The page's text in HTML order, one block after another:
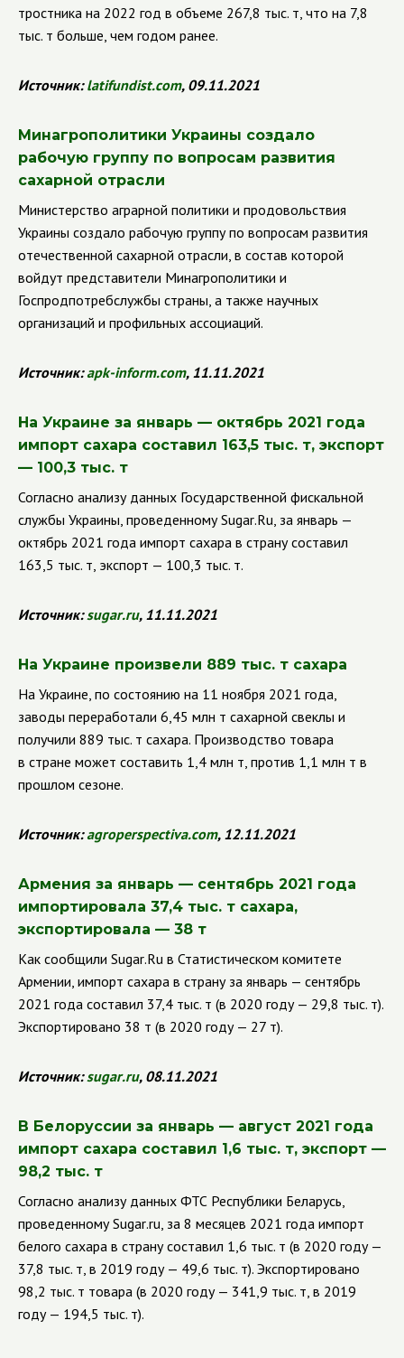
тростника на 2022 год в объеме 267,8 тыс. т, что на 7,8
тыс. т больше, чем годом ранее.
Источник:latifundist.com, 09.11.2021
Минагрополитики Украины создало
рабочую группу по вопросам развития
сахарной отрасли
Министерство аграрной политики и продовольствия
Украины создало рабочую группу по вопросам развития
отечественной сахарной отрасли, в состав которой
войдут представители Минагрополитики и
Госпродпотребслужбы страны, а также научных
организаций и профильных ассоциаций.
Источник:apk-inform.com, 11.11.2021
На Украине за январь — октябрь 2021 года
импорт сахара составил 163,5 тыс. т, экспорт
— 100,3 тыс. т
Согласно анализу данных Государственной фискальной
службы Украины, проведенномуSugar.Ru, за январь —
октябрь 2021 года импорт сахара в страну составил
163,5 тыс. т, экспорт — 100,3 тыс. т.
Источник:sugar.ru, 11.11.2021
На Украине произвели 889 тыс. т сахара
На Украине, по состоянию на 11 ноября 2021 года,
заводы переработали 6,45 млн т сахарной свеклы и
получили 889 тыс. т сахара. Производство товара
в стране может составить 1,4 млн т, против 1,1 млн т в
прошлом сезоне.
Источник:agroperspectiva.com, 12.11.2021
Армения за январь — сентябрь 2021 года
импортировала 37,4 тыс. т сахара,
экспортировала — 38 т
Как сообщили Sugar.Ru в Статистическом комитете
Армении, импорт сахара в страну за январь — сентябрь
2021 года составил 37,4 тыс. т (в 2020 году — 29,8 тыс. т).
Экспортировано 38 т (в 2020 году — 27 т).
Источник:sugar.ru, 08.11.2021
В Белоруссии за январь — август 2021 года
импорт сахара составил 1,6 тыс. т, экспорт —
98,2 тыс. т
Согласно анализу данных ФТС Республики Беларусь,
проведенномуSugar.ru, за 8 месяцев 2021 года импорт
белого сахара в страну составил 1,6 тыс. т (в 2020 году —
37,8 тыс. т, в 2019 году — 49,6 тыс. т). Экспортировано
98,2 тыс. т товара (в 2020 году — 341,9 тыс. т, в 2019
году — 194,5 тыс. т).